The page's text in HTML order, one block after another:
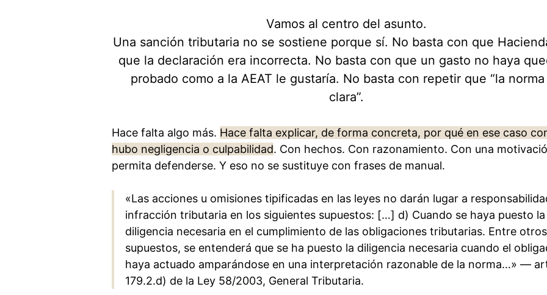
Vamos al centro del asunto.
Una sanción tributaria no se sostiene porque sí. No basta con que
que la declaración era incorrecta. No basta con que un gasto no haya
probado como a la AEAT le gustaría. No basta con repetir que “la
clara”.
Hace falta algo más. Hace falta explicar, de forma concreta, por qué en ese caso
hubo negligencia o culpabilidad. Con hechos. Con razonamiento. Con una
permita defenderse. Y eso no se sustituye con frases de manual.
«Las acciones u omisiones tipificadas en las leyes no darán lugar a
infracción tributaria en los siguientes supuestos: […] d) Cuando se haya puesto la
diligencia necesaria en el cumplimiento de las obligaciones tributarias. Entre otros
supuestos, se entenderá que se ha puesto la diligencia necesaria cuando el
haya actuado amparándose en una interpretación razonable de la norma…» —
179.2.d) de la Ley 58/2003, General Tributaria.